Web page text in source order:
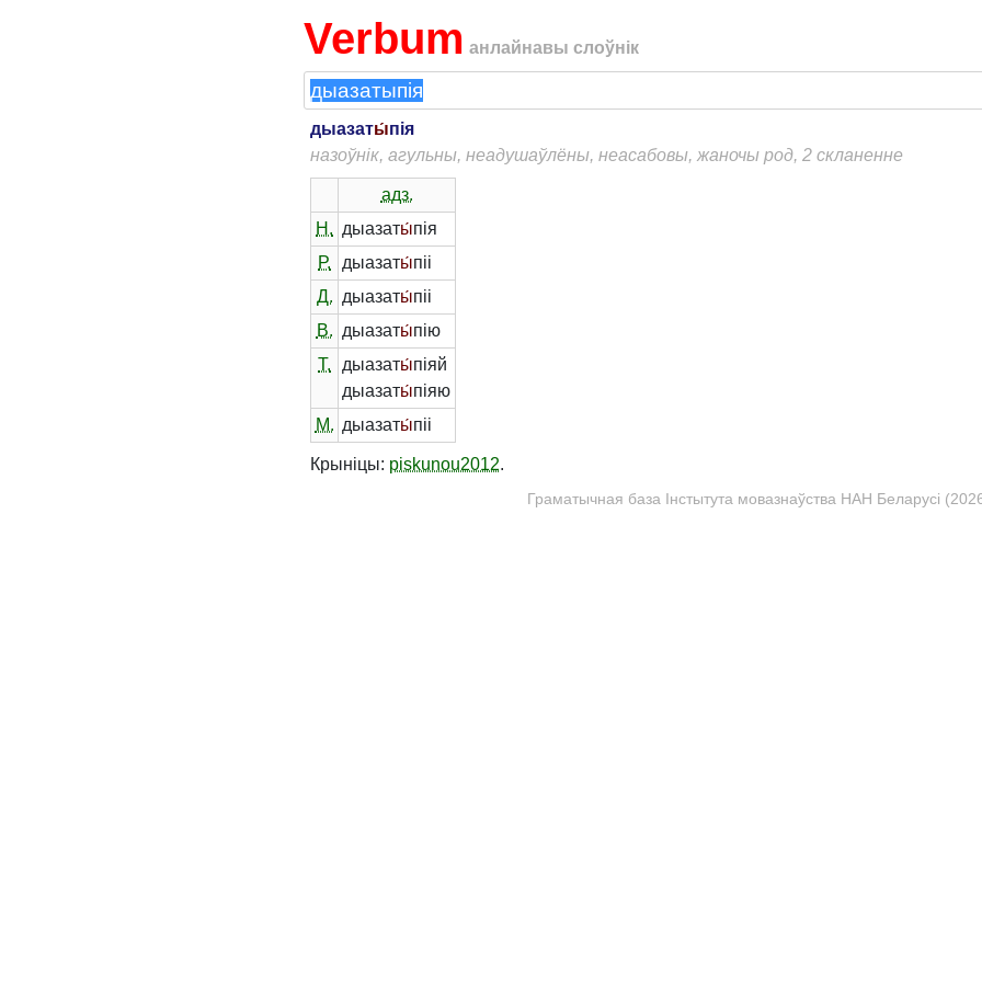
Verbum анлайнавы слоўнік
дыазаты́пія
назоўнік, агульны, неадушаўлёны, неасабовы, жаночы род, 2 скланенне
адз.
Н. дыазаты́пія
Р.
дыазаты́піі
Д. дыазаты́піі
В. дыазаты́пію
Т.
дыазаты́піяй
дыазаты́піяю
М. дыазаты́піі
Крыніцы: piskunou2012.
Граматычная база Інстытута мовазнаўства НАН Беларусі